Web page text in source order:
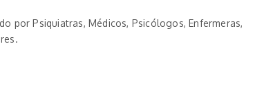
por Psiquiatras, Médicos, Psicólogos, Enfermeras,